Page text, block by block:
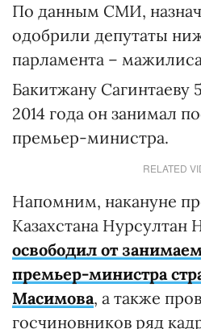
По данным СМИ,
одобрили депутаты
парламента –
Бакитжану Сагинтаеву
2014 года он занимал
премьер-министра.
RELATED
Напомним, накануне
Казахстана Нурсултан
освободил от
премьер-министра
Масимова, а также
госчиновников ряд